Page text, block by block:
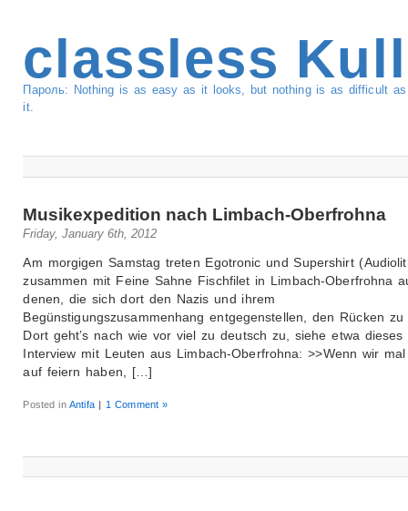
classless
Пароль: Nothing is as easy as it looks, but nothing is as difficult
it.
Musikexpedition nach Limbach-Oberfrohna
Friday, January 6th, 2012
Am morgigen Samstag treten Egotronic und Supershirt
zusammen mit Feine Sahne Fischfilet in Limbach-Oberfrohna
denen, die sich dort den Nazis und ihrem
Begünstigungszusammenhang entgegenstellen, den Rücken zu
Dort geht’s nach wie vor viel zu deutsch zu, siehe etwa dieses
Interview mit Leuten aus Limbach-Oberfrohna: >>Wenn wir
auf feiern haben, […]
Posted inAntifa | 1 Comment »